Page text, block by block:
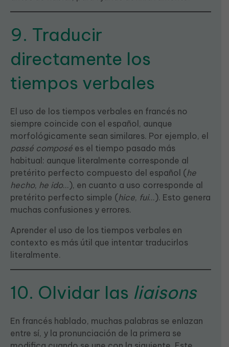
9. Traducir
directamente los
tiempos verbales
El uso de los tiempos verbales en francés no
siempre coincide con el español, aunque
morfológicamente sean similares. Por ejemplo, el
passé composé es el tiempo pasado más
habitual: aunque literalmente corresponde al
pretérito perfecto compuesto del español (he
hecho, he ido...), en cuanto a uso corresponde al
pretérito perfecto simple (hice, fui...). Esto genera
muchas confusiones y errores.
Aprender el uso de los tiempos verbales en
contexto es más útil que intentar traducirlos
literalmente.
10. Olvidar las liaisons
En francés hablado, muchas palabras se enlazan
entre sí, y la pronunciación de la primera se